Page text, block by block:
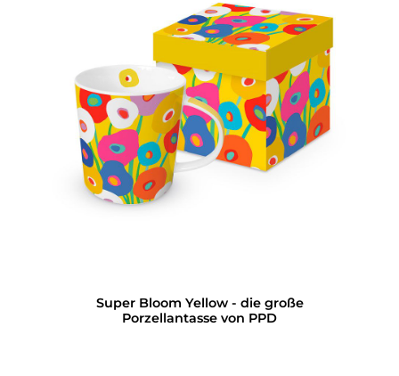
Super Bloom Yellow - die große
Porzellantasse von PPD